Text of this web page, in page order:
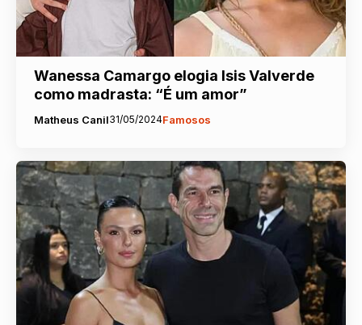
Wanessa Camargo elogia Isis Valverde
como madrasta: “É um amor”
Matheus Canil31/05/2024Famosos